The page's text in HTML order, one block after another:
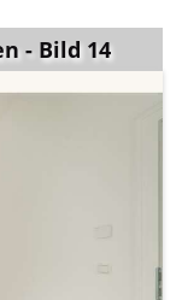
- Bild 14